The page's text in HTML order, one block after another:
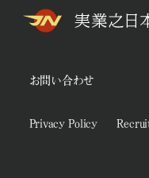
お問い合わせ
Privacy Policy